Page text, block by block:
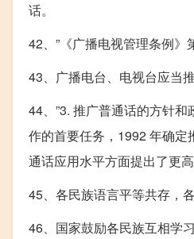
话。
42、”《广播电视管理条例》
43、广播电台、电视台应当
44、”3. 推广普通话的方针
作的首要任务，1992 年确定
通话应用水平方面提出了更高
45、各民族语言平等共存，
46、国家鼓励各民族互相学习